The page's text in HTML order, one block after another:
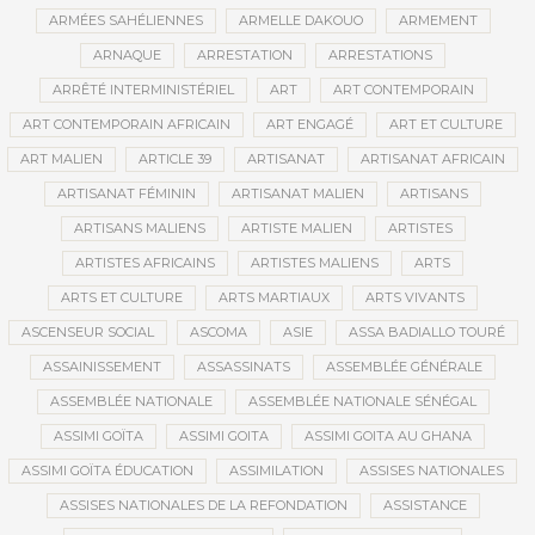
ARMÉES SAHÉLIENNES ARMELLE DAKOUO ARMEMENT
ARNAQUE ARRESTATION ARRESTATIONS
ARRÊTÉ INTERMINISTÉRIEL ART ART CONTEMPORAIN
ART CONTEMPORAIN AFRICAIN ART ENGAGÉ ART ET CULTURE
ART MALIEN ARTICLE 39 ARTISANAT ARTISANAT AFRICAIN
ARTISANAT FÉMININ ARTISANAT MALIEN ARTISANS
ARTISANS MALIENS ARTISTE MALIEN ARTISTES
ARTISTES AFRICAINS ARTISTES MALIENS ARTS
ARTS ET CULTURE ARTS MARTIAUX ARTS VIVANTS
ASCENSEUR SOCIAL ASCOMA ASIE ASSA BADIALLO TOURÉ
ASSAINISSEMENT ASSASSINATS ASSEMBLÉE GÉNÉRALE
ASSEMBLÉE NATIONALE ASSEMBLÉE NATIONALE SÉNÉGAL
ASSIMI GOÏTA ASSIMI GOITA ASSIMI GOITA AU GHANA
ASSIMI GOÏTA ÉDUCATION ASSIMILATION ASSISES NATIONALES
ASSISES NATIONALES DE LA REFONDATION ASSISTANCE